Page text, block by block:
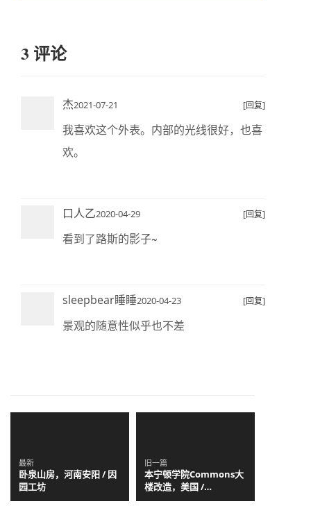
3 评论
杰2021-07-21 [回复]
我喜欢这个外表。内部的光线很好，也喜
欢。
口人乙2020-04-29 [回复]
看到了路斯的影子~
sleepbear睡睡2020-04-23 [回复]
景观的随意性似乎也不差
最新
卧泉山房，河南安阳 / 因
园工坊
旧一篇
本宁顿学院Commons大
楼改造，美国 /
Christoff: Finio